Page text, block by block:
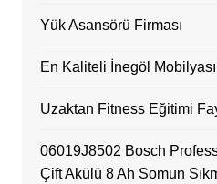
Yük Asansörü Firması
En Kaliteli İnegöl
Uzaktan Fitness Eğitimi
06019J8502 Bosch
Çift Akülü 8 Ah Somun